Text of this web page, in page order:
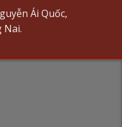
Ái Quốc,
Nai.